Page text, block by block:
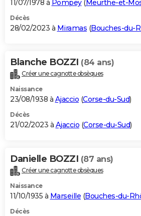
11/07/1978 à Pompey( Meurthe-et-
Décès
28/02/2023 à Miramas (Bouches-du-
Blanche BOZZI (84 ans)
Créer une cagnotte obsèques
Naissance
23/08/1938 à Ajaccio (Corse-du-Sud)
Décès
21/02/2023 à Ajaccio (Corse-du-Sud)
Danielle BOZZI (87 ans)
Créer une cagnotte obsèques
Naissance
11/10/1935 à Marseille (Bouches-du-
Décès